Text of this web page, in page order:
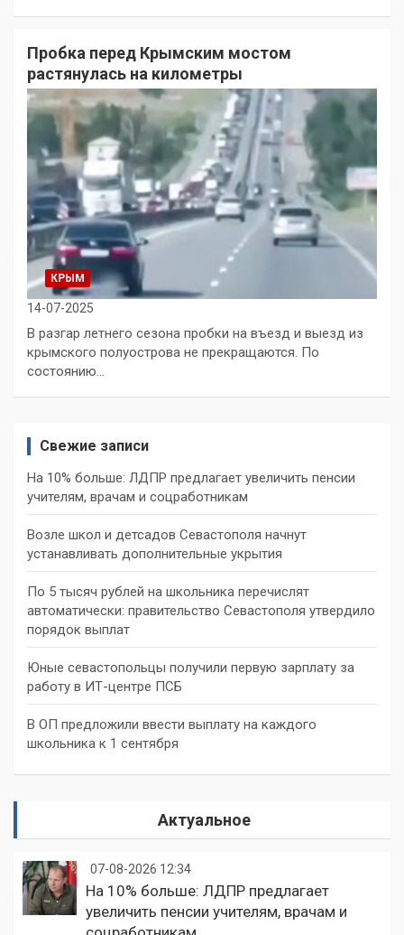
Пробка перед Крымским мостом
растянулась на километры
КРЫМ
14-07-2025
В разгар летнего сезона пробки на въезд и выезд из
крымского полуострова не прекращаются. По
состоянию…
Свежие записи
На 10% больше: ЛДПР предлагает увеличить пенсии
учителям, врачам и соцработникам
Возле школ и детсадов Севастополя начнут
устанавливать дополнительные укрытия
По 5 тысяч рублей на школьника перечислят
автоматически: правительство Севастополя утвердило
порядок выплат
Юные севастопольцы получили первую зарплату за
работу в ИТ-центре ПСБ
В ОП предложили ввести выплату на каждого
школьника к 1 сентября
Актуальное
07-08-2026 12:34
На 10% больше: ЛДПР предлагает
увеличить пенсии учителям, врачам и